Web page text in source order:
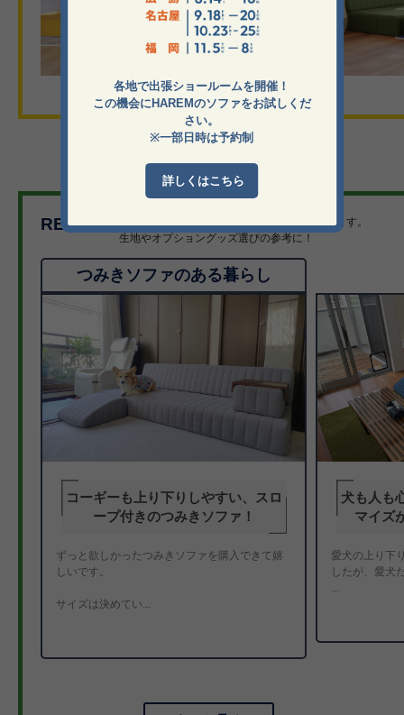
各地で出張ショールームを開催！
この機会にHAREMのソファをお試しくだ
さい。
※一部日時は予約制
詳しくはこちら
REVIEW
お客様から頂いたお写真とコメントを紹介します。
生地やオプショングッズ選びの参考に！
つみきソファのある暮らし
コーギーも上り下りしやすい、スロ
ープ付きのつみきソファ！
ずっと欲しかったつみきソファを購入できて嬉
しいです。
サイズは決めてい...
犬も人も
マイズ
愛犬の上り下
したが、愛犬
...